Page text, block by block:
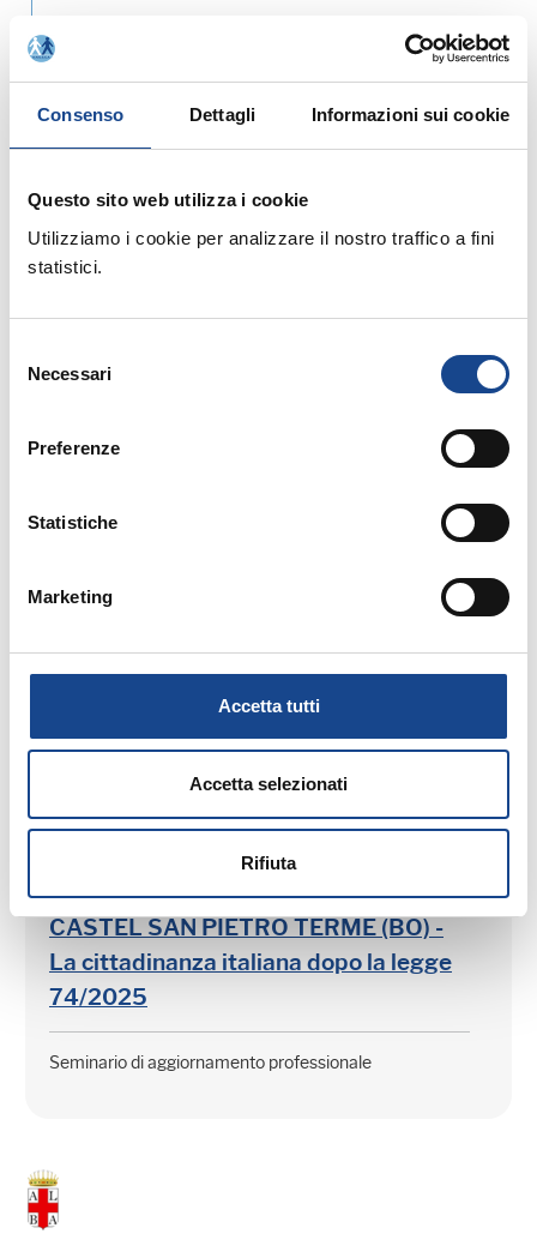
Consenso Dettagli Informazioni sui cookie
Questo sito web utilizza i cookie
Utilizziamo i cookie per analizzare il nostro traffico a fini
statistici.
delNecessari
Preferenze
Statistiche
Marketing
Accetta tutti
Accetta selezionati
Rifiuta
MATERIALE DIDATTICO
Estate all'ombra dei cipressi
Seminario di aggiornamento professionale
03/09/26 - Seminario di aggiornamento
CASTEL SAN PIETRO TERME (BO) -
La cittadinanza italiana dopo la legge
74/2025
Seminario di aggiornamento professionale